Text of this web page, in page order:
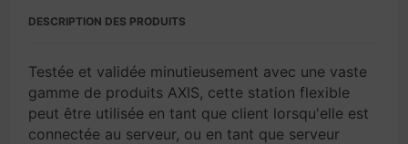
DESCRIPTION DES PRODUITS
Testée et validée minutieusement avec une vaste
gamme de produits AXIS, cette station flexible
peut être utilisée en tant que client lorsqu'elle est
connectée au serveur, ou en tant que serveur